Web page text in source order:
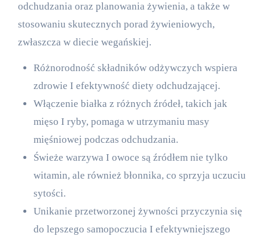
odchudzania oraz planowania żywienia, a także w
stosowaniu skutecznych porad żywieniowych,
zwłaszcza w diecie wegańskiej.
Różnorodność składników odżywczych wspiera
zdrowie I efektywność diety odchudzającej.
Włączenie białka z różnych źródeł, takich jak
mięso I ryby, pomaga w utrzymaniu masy
mięśniowej podczas odchudzania.
Świeże warzywa I owoce są źródłem nie tylko
witamin, ale również błonnika, co sprzyja uczuciu
sytości.
Unikanie przetworzonej żywności przyczynia się
do lepszego samopoczucia I efektywniejszego